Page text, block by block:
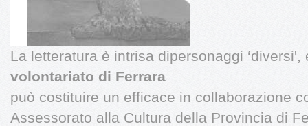
La letteratura è intrisa dipersonaggi
volontariato di Ferrara
può costituire un efficace in collaborazione
Assessorato alla Cultura della Provincia di